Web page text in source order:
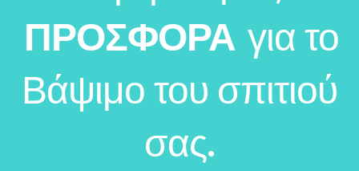
ΠΡΟΣΦΟΡΑ για το
Βάψιμο του σπιτιού
σας.